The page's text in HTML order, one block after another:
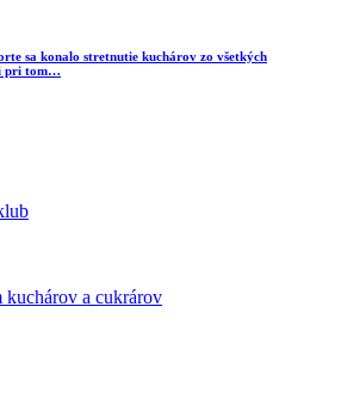
sa konalo stretnutie kuchárov zo všetkých
pri tom…
a cukrárov